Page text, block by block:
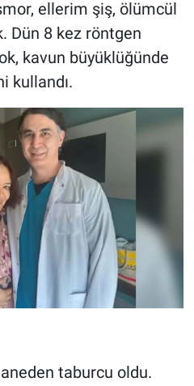
ellerim şiş, ölümcül
Dün 8 kez röntgen
kavun büyüklüğünde
kullandı.
taburcu oldu.